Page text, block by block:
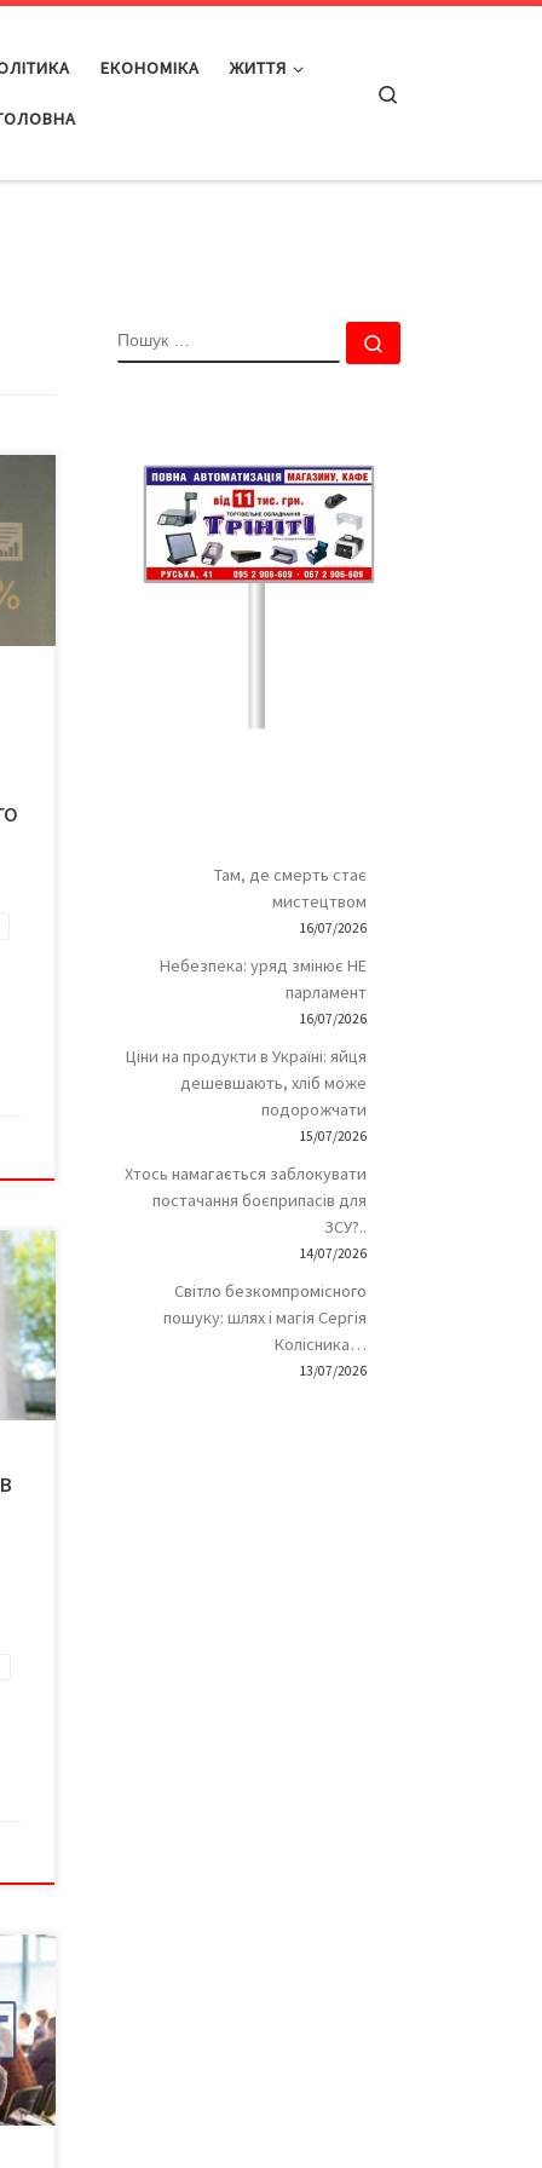
ЕКОНОМІКА ЖИТТЯ
ПОШУК
Там, де смерть стає
мистецтвом
16/07/2026
Небезпека: уряд змінює НЕ
парламент
16/07/2026
Ціни на продукти в Україні: яйця
дешевшають, хліб може
подорожчати
15/07/2026
Хтось намагається заблокувати
постачання боєприпасів для
ЗСУ?..
14/07/2026
Світло безкомпромісного
пошуку: шлях і магія Сергія
Колісника…
13/07/2026